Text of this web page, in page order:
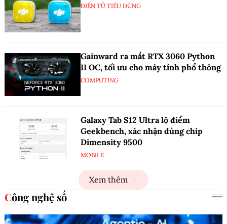
ĐIỆN TỬ TIÊU DÙNG
Gainward ra mắt RTX 3060 Python
II OC, tối ưu cho máy tính phổ thông
COMPUTING
Galaxy Tab S12 Ultra lộ điểm
Geekbench, xác nhận dùng chip
Dimensity 9500
MOBILE
Xem thêm
Công nghệ số